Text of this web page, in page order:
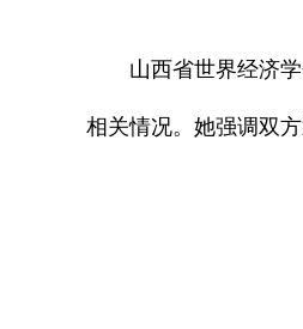
山西省世界经济
相关情况。她强调双